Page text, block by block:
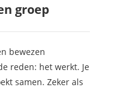
groep
bewezen
reden: het werkt. Je
samen. Zeker als